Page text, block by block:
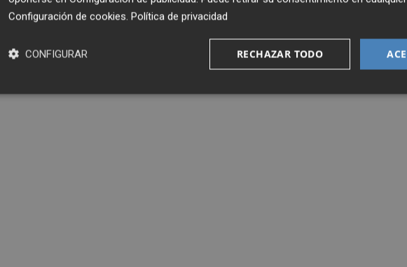
Configuración de cookies. Política de privacidad
RECHAZAR TODO
CONFIGURAR